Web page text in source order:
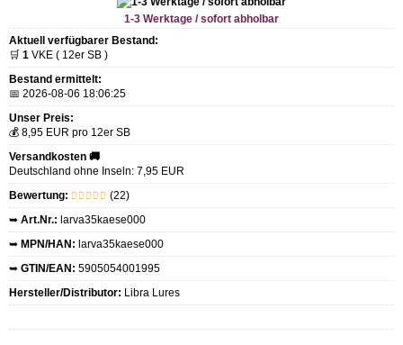
1-3 Werktage / sofort abholbar
Aktuell verfügbarer Bestand:
🛒 1 VKE ( 12er SB )
Bestand ermittelt:
📅 2026-08-06 18:06:25
Unser Preis:
💰 8,95 EUR pro 12er SB
Versandkosten 🚚
Deutschland ohne Inseln: 7,95 EUR
Bewertung:
(22)
➥ Art.Nr.: larva35kaese000
➥ MPN/HAN: larva35kaese000
➥ GTIN/EAN: 5905054001995
Hersteller/Distributor: Libra Lures